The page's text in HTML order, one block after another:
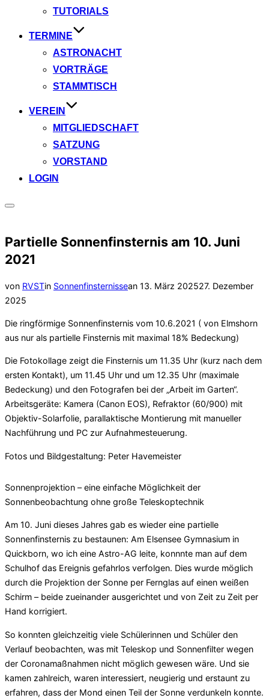
TUTORIALS
TERMINE
ASTRONACHT
VORTRÄGE
STAMMTISCH
VEREIN
MITGLIEDSCHAFT
SATZUNG
VORSTAND
LOGIN
Seitenleiste
umschalten
Partielle Sonnenfinsternis am 10. Juni
2021
von RVSTin Sonnenfinsternissean Veröffentlicht
13. März 202527. Dezember
2025
Die ringförmige Sonnenfinsternis vom 10.6.2021 ( von Elmshorn
aus nur als partielle Finsternis mit maximal 18% Bedeckung)
Die Fotokollage zeigt die Finsternis um 11.35 Uhr (kurz nach dem
ersten Kontakt), um 11.45 Uhr und um 12.35 Uhr (maximale
Bedeckung) und den Fotografen bei der „Arbeit im Garten“.
Arbeitsgeräte: Kamera (Canon EOS), Refraktor (60/900) mit
Objektiv-Solarfolie, parallaktische Montierung mit manueller
Nachführung und PC zur Aufnahmesteuerung.
Fotos und Bildgestaltung: Peter Havemeister
Sonnenprojektion – eine einfache Möglichkeit der
Sonnenbeobachtung ohne große Teleskoptechnik
Am 10. Juni dieses Jahres gab es wieder eine partielle
Sonnenfinsternis zu bestaunen: Am Elsensee Gymnasium in
Quickborn, wo ich eine Astro-AG leite, konnnte man auf dem
Schulhof das Ereignis gefahrlos verfolgen. Dies wurde möglich
durch die Projektion der Sonne per Fernglas auf einen weißen
Schirm – beide zueinander ausgerichtet und von Zeit zu Zeit per
Hand korrigiert.
So konnten gleichzeitig viele Schülerinnen und Schüler den
Verlauf beobachten, was mit Teleskop und Sonnenfilter wegen
der Coronamaßnahmen nicht möglich gewesen wäre. Und sie
kamen zahlreich, waren interessiert, neugierig und erstaunt zu
erfahren, dass der Mond einen Teil der Sonne verdunkeln konnte.